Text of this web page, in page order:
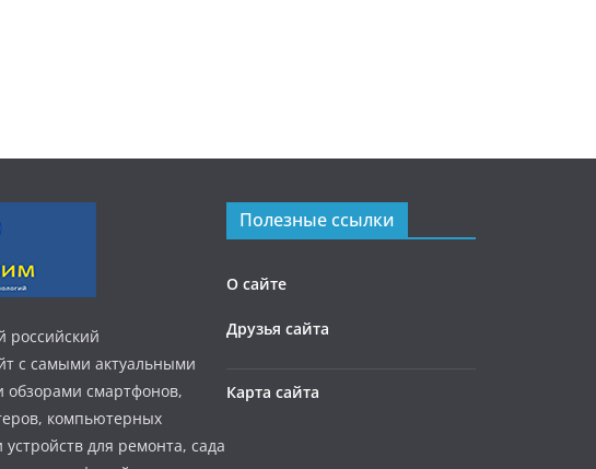
с самыми актуальными
обзорами смартфонов,
компьютерных
для ремонта, сада
Полезные ссылки
О сайте
Друзья сайта
Карта сайта